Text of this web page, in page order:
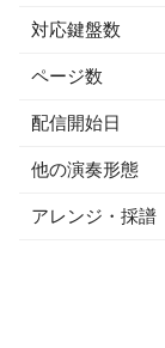
対応鍵盤数
ページ数
配信開始日
他の演奏形態
アレンジ・採譜